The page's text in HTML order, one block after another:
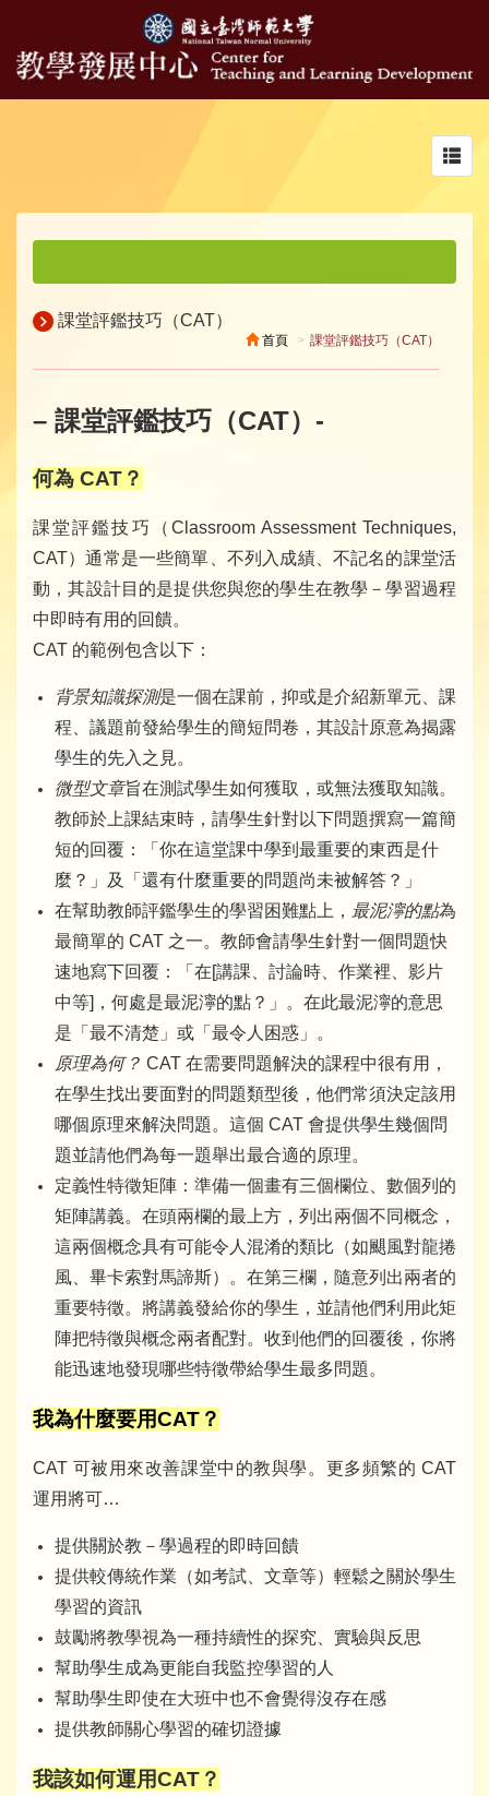
課堂評鑑技巧（CAT）
首頁 課堂評鑑技巧（CAT）
– 課堂評鑑技巧（CAT）-
何為 CAT？
課堂評鑑技巧（Classroom Assessment Techniques,
CAT）通常是一些簡單、不列入成績、不記名的課堂活
動，其設計目的是提供您與您的學生在教學－學習過程
中即時有用的回饋。
CAT 的範例包含以下：
背景知識探測是一個在課前，抑或是介紹新單元、課
程、議題前發給學生的簡短問卷，其設計原意為揭露
學生的先入之見。
微型文章旨在測試學生如何獲取，或無法獲取知識。
教師於上課結束時，請學生針對以下問題撰寫一篇簡
短的回覆：「你在這堂課中學到最重要的東西是什
麼？」及「還有什麼重要的問題尚未被解答？」
在幫助教師評鑑學生的學習困難點上， 最泥濘的點為
最簡單的 CAT 之一。教師會請學生針對一個問題快
速地寫下回覆：「在[講課、討論時、作業裡、影片
中等]，何處是最泥濘的點？」。在此最泥濘的意思
是「最不清楚」或「最令人困惑」。
原理為何？ CAT 在需要問題解決的課程中很有用，
在學生找出要面對的問題類型後，他們常須決定該用
哪個原理來解決問題。這個 CAT 會提供學生幾個問
題並請他們為每一題舉出最合適的原理。
定義性特徵矩陣：準備一個畫有三個欄位、數個列的
矩陣講義。在頭兩欄的最上方，列出兩個不同概念，
這兩個概念具有可能令人混淆的類比（如颶風對龍捲
風、畢卡索對馬諦斯）。在第三欄，隨意列出兩者的
重要特徵。將講義發給你的學生，並請他們利用此矩
陣把特徵與概念兩者配對。收到他們的回覆後，你將
能迅速地發現哪些特徵帶給學生最多問題。
我為什麼要用CAT？
CAT 可被用來改善課堂中的教與學。更多頻繁的 CAT
運用將可…
提供關於教－學過程的即時回饋
提供較傳統作業（如考試、文章等）輕鬆之關於學生
學習的資訊
鼓勵將教學視為一種持續性的探究、實驗與反思
幫助學生成為更能自我監控學習的人
幫助學生即使在大班中也不會覺得沒存在感
提供教師關心學習的確切證據
我該如何運用CAT？